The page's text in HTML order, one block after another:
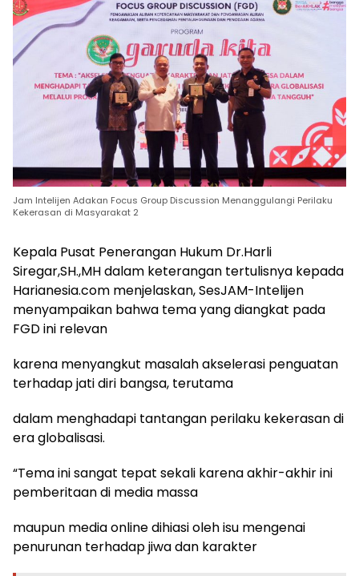
Jam Intelijen Adakan Focus Group Discussion Menanggulangi Perilaku
Kekerasan di Masyarakat 2
Kepala Pusat Penerangan Hukum Dr.Harli
Siregar,SH.,MH dalam keterangan tertulisnya kepada
Harianesia.com menjelaskan, SesJAM-Intelijen
menyampaikan bahwa tema yang diangkat pada
FGD ini relevan
karena menyangkut masalah akselerasi penguatan
terhadap jati diri bangsa, terutama
dalam menghadapi tantangan perilaku kekerasan di
era globalisasi.
“Tema ini sangat tepat sekali karena akhir-akhir ini
pemberitaan di media massa
maupun media online dihiasi oleh isu mengenai
penurunan terhadap jiwa dan karakter